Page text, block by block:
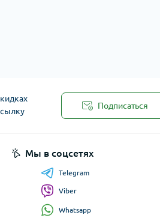
Подписаться
Мы в соцсетях
Telegram
Viber
Whatsapp